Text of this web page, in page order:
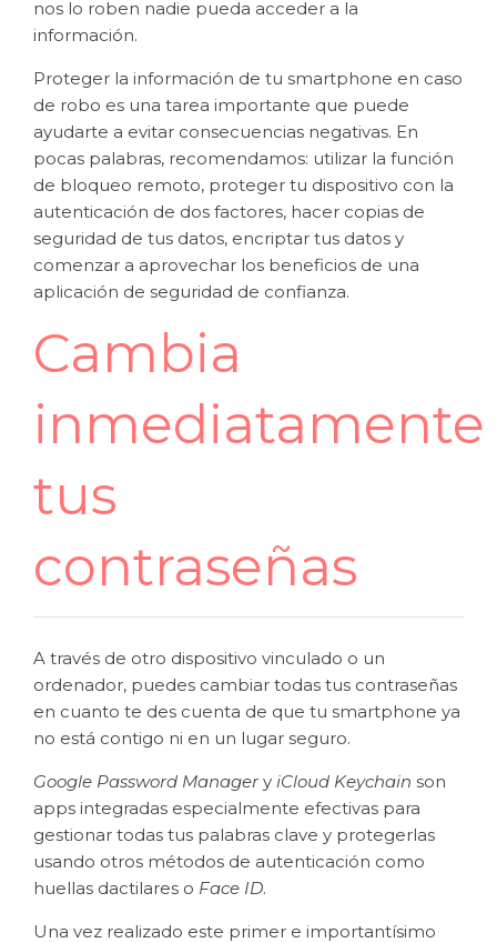
nos lo roben nadie pueda acceder a la
información.
Proteger la información de tu smartphone en caso
de robo es una tarea importante que puede
ayudarte a evitar consecuencias negativas. En
pocas palabras, recomendamos: utilizar la función
de bloqueo remoto, proteger tu dispositivo con la
autenticación de dos factores, hacer copias de
seguridad de tus datos, encriptar tus datos y
comenzar a aprovechar los beneficios de una
aplicación de seguridad de confianza.
Cambia
inmediatamente
tus
contraseñas
A través de otro dispositivo vinculado o un
ordenador, puedes cambiar todas tus contraseñas
en cuanto te des cuenta de que tu smartphone ya
no está contigo ni en un lugar seguro.
Google Password Managery iCloud Keychain son
apps integradas especialmente efectivas para
gestionar todas tus palabras clave y protegerlas
usando otros métodos de autenticación como
huellas dactilares o Face ID.
Una vez realizado este primer e importantísimo